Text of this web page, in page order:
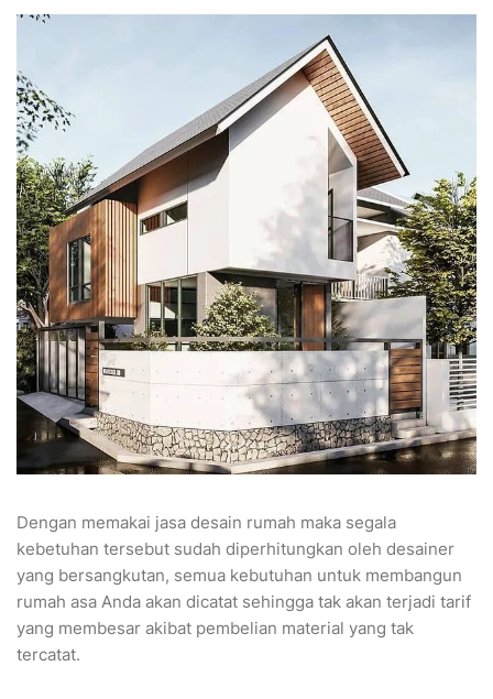
Dengan memakai jasa desain rumah maka segala
kebetuhan tersebut sudah diperhitungkan oleh desainer
yang bersangkutan, semua kebutuhan untuk membangun
rumah asa Anda akan dicatat sehingga tak akan terjadi tarif
yang membesar akibat pembelian material yang tak
tercatat.